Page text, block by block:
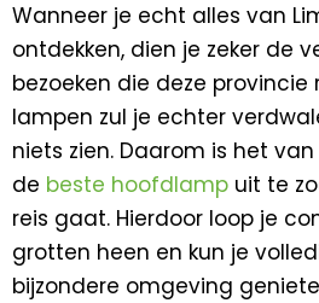
Wanneer je echt alles van
ontdekken, dien je zeker de
bezoeken die deze provincie
lampen zul je echter
niets zien. Daarom is het
de beste hoofdlamp uit te
reis gaat. Hierdoor loop je
grotten heen en kun je
bijzondere omgeving